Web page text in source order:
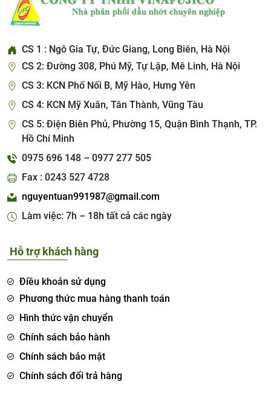
CS 1 : Ngô Gia Tự, Đức Giang, Long Biên, Hà Nội
CS 2: Đường 308, Phú Mỹ, Tự Lập, Mê Linh, Hà Nội
CS 3: KCN Phố Nối B, Mỹ Hào, Hưng Yên
CS 4: KCN Mỹ Xuân, Tân Thành, Vũng Tàu
CS 5: Điện Biên Phủ, Phường 15, Quận Bình Thạnh, TP.
Hồ Chí Minh
0975 696 148 – 0977 277 505
Fax : 0243 527 4728
nguyentuan991987@gmail.com
Làm việc: 7h – 18h tất cả các ngày
Hỗ trợ khách hàng
Điều khoản sử dụng
Phương thức mua hàng thanh toán
Hình thức vận chuyển
Chính sách bảo hành
Chính sách bảo mật
Chính sách đổi trả hàng